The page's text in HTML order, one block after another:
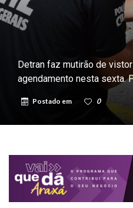
Detran faz mutirão de
agendamento nesta sexta.
Postado em 0